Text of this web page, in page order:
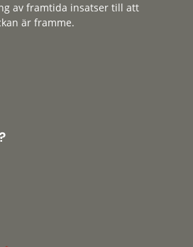
av framtida insatser till att
är framme.